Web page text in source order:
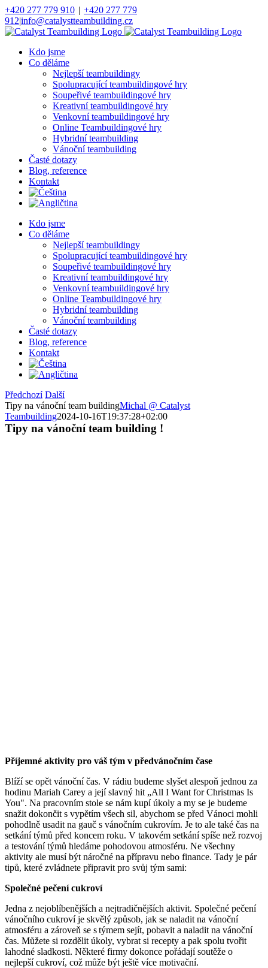
Přeskočit
na
obsah
+420 277 779 910 | +420 277 779
912|info@catalystteambuilding.cz
Facebook
Instagram
Kdo jsme
Co děláme
Nejlepší teambuildingy
Spolupracující teambuildingové hry
Soupeřivé teambuildingové hry
Kreativní teambuildingové hry
Venkovní teambuildingové hry
Online Teambuildingové hry
Hybridní teambuilding
Vánoční teambuilding
Časté dotazy
Blog, reference
Kontakt
Kdo jsme
Co děláme
Nejlepší teambuildingy
Spolupracující teambuildingové hry
Soupeřivé teambuildingové hry
Kreativní teambuildingové hry
Venkovní teambuildingové hry
Online Teambuildingové hry
Hybridní teambuilding
Vánoční teambuilding
Časté dotazy
Blog, reference
Kontakt
Předchozí Další
Tipy na vánoční team buildingMichal @ Catalyst
Teambuilding2024-10-16T19:37:28+02:00
Tipy na vánoční team building !
Příjemné aktivity pro váš tým v předvánočním čase
Blíží se opět vánoční čas. V rádiu budeme slyšet alespoň jednou za
hodinu Mariah Carey a její slavný hit „All I Want for Christmas Is
You". Na pracovním stole se nám kupí úkoly a my se je budeme
snažit dokončit s vypětím všech sil, abychom se před Vánoci mohli
pohodlně usadit na gauč s vánočním cukrovím. Je to ale také čas na
setkání týmů před koncem roku. V takovém setkání spíše než rozvoj
a testování týmů hledáme pohodovou atmosféru. Ne všechny
aktivity ale musí být náročné na přípravu nebo finance. Tady je pár
tipů, které zvládnete připravit pro svůj tým sami:
Společné pečení cukroví
Jedna z nejoblíbenějších a nejtradičnějších aktivit. Společné pečení
vánočního cukroví je skvělý způsob, jak se naladit na vánoční
atmosféru a zároveň se s týmem sejít, pobavit a naladit na vánoční
čas. Můžete si rozdělit úkoly, vybrat si recepty a pak spolu tvořit
lahodné sladkosti. Některé firmy dokonce pořádají soutěže o
nejlepší cukroví, což může být ještě více motivační.